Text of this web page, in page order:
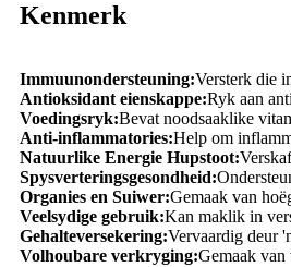
Kenmerk
Immuunondersteuning:Versterk die
Antioksidant eienskappe:Ryk aan
Voedingsryk:Bevat noodsaaklike
Anti-inflammatories:Help om
Natuurlike Energie Hupstoot:
Spysverteringsgesondheid:
Organies en Suiwer:Gemaak van
Veelsydige gebruik:Kan maklik in
Gehalteversekering:Vervaardig deur
Volhoubare verkryging:Gemaak